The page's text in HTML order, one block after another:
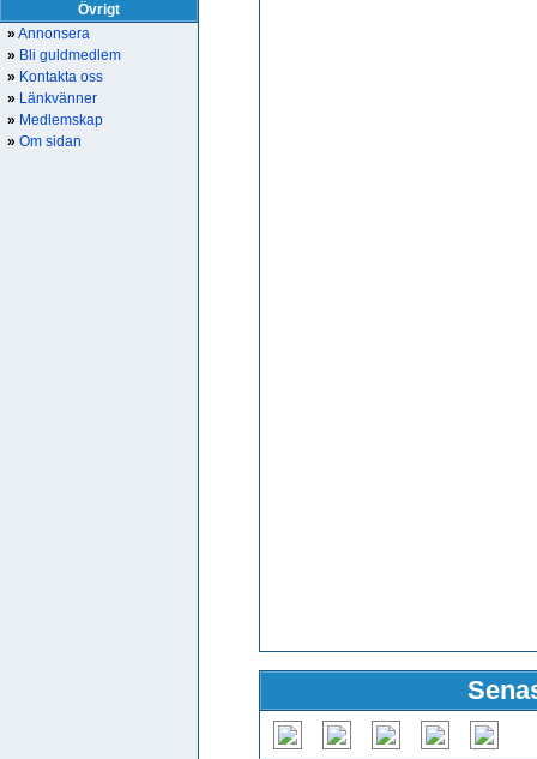
Övrigt
» Annonsera
» Bli guldmedlem
» Kontakta oss
» Länkvänner
» Medlemskap
» Om sidan